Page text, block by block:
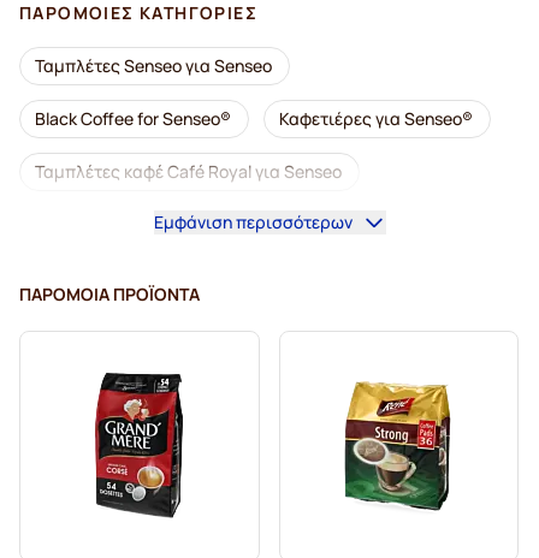
ΠΑΡΌΜΟΙΕΣ ΚΑΤΗΓΟΡΊΕΣ
Ταμπλέτες Senseo για Senseo
Black Coffee for Senseo® Καφετιέρες για Senseo®
Ταμπλέτες καφέ Café Royal για Senseo
Αξεσουάρ για Senseo®
Αφαλάτωση και φροντίδα για Senseo
Ταμπλέτες καφέ Segafredo για Senseo
Ταμπλέτες καφέ Café René για Senseo
Ταμπλέτες για Senseo®
Εμφάνιση περισσότερων
ΠΑΡΌΜΟΙΑ ΠΡΟΪΌΝΤΑ